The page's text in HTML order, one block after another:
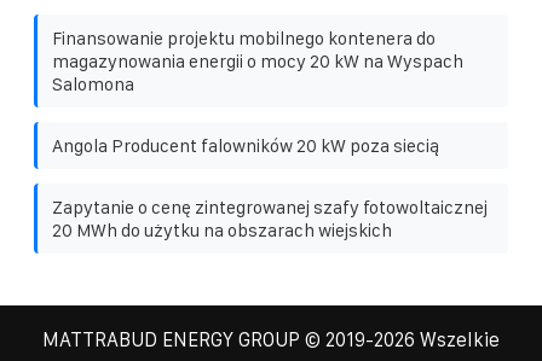
Finansowanie projektu mobilnego kontenera do
magazynowania energii o mocy 20 kW na Wyspach
Salomona
Angola Producent falowników 20 kW poza siecią
Zapytanie o cenę zintegrowanej szafy fotowoltaicznej
20 MWh do użytku na obszarach wiejskich
MATTRABUD ENERGY GROUP © 2019-2026 Wszelkie